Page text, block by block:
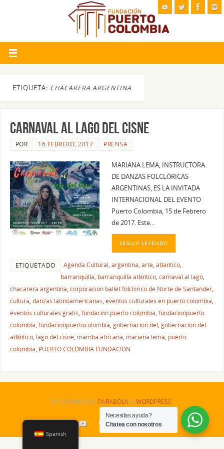
ETIQUETA: CHACARERA ARGENTINA
CARNAVAL AL LAGO DEL CISNE
POR 16 FEBRERO, 2017 PRENSA
MARIANA LEMA, INSTRUCTORA
DE DANZAS FOLCLÓRICAS
ARGENTINAS, ES LA INVITADA
INTERNACIONAL DEL EVENTO
Puerto Colombia, 15 de Febrero
de 2017. Este…
SEGUIR LEYENDO
ETIQUETADO Agenda Cultural, argentina, arte, atlantico,
barranquilla, barranquilla atlántico, carnaval al lago,
chacarera argentina, corporacion ballet folclórico de Norte de Santander,
cultura, danzas latinoamericanas, eventos culturales en puerto colombia,
eventos culturales gratis, fundación puerto colombia, fundacionpuerto
colombia, fundacionpuertocolombia, gobernacion del, gobernacion del
atlántico, lago del cisne, mamba africana, mariana lema, puerto
colombia, PUERTO COLOMBIA FUNDACION
FUNCIONA CON PARABOLA&WORDPRESS.
Spanish
Necesitas ayuda?
Chatea con nosotros